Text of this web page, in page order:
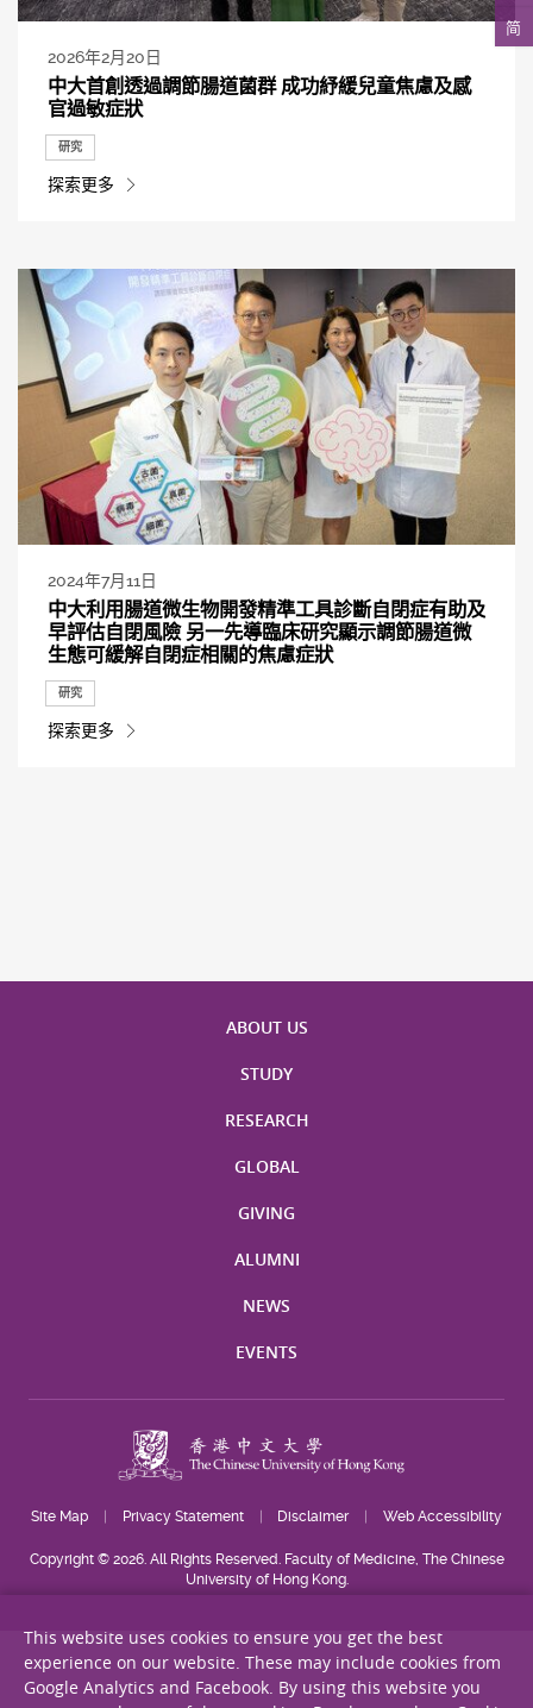
简
2026年2月20日
中大首創透過調節腸道菌群 成功紓緩兒童焦慮及感
官過敏症狀
研究
探索更多
2024年7月11日
中大利用腸道微生物開發精準工具診斷自閉症有助及
早評估自閉風險 另一先導臨床研究顯示調節腸道微
生態可緩解自閉症相關的焦慮症狀
研究
探索更多
ABOUT US
STUDY
RESEARCH
GLOBAL
GIVING
ALUMNI
NEWS
EVENTS
Site Map Privacy Statement Disclaimer Web Accessibility
Copyright © 2026. All Rights Reserved. Faculty of Medicine, The Chinese
University of Hong Kong.
This website uses cookies to ensure you get the best
experience on our website. These may include cookies from
Google Analytics and Facebook. By using this website you